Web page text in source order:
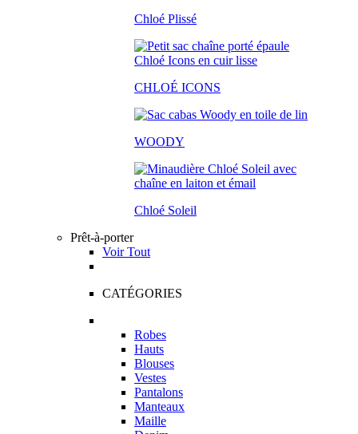
Chloé Plissé
CHLOÉ ICONS
WOODY
Chloé Soleil
Prêt-à-porter
Voir Tout
CATÉGORIES
Robes
Hauts
Blouses
Vestes
Pantalons
Manteaux
Maille